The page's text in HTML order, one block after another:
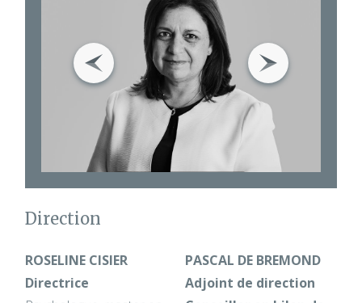
Direction
ROSELINE CISIER
Directrice
PASCAL DE BREMOND
Adjoint de direction